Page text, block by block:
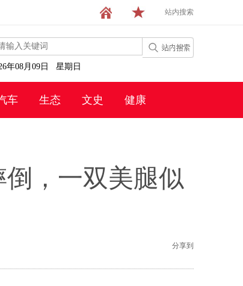
站内搜索
年08月09日 星期日
车 生态 文史 健康
，一双美腿似
分享到